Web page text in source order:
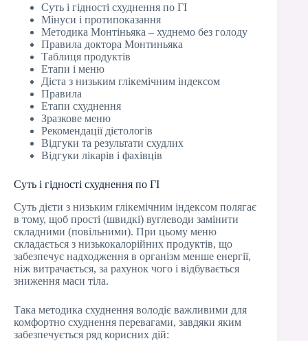
Суть і гідності схуднення по ГІ
Мінуси і протипоказання
Методика Монтіньяка – худнемо без голоду
Правила доктора Монтиньяка
Таблиця продуктів
Етапи і меню
Дієта з низьким глікемічним індексом
Правила
Етапи схуднення
Зразкове меню
Рекомендації дієтологів
Відгуки та результати схудлих
Відгуки лікарів і фахівців
Суть і гідності схуднення по ГІ
Суть дієти з низьким глікемічним індексом полягає
в тому, щоб прості (швидкі) вуглеводи замінити
складними (повільними). При цьому меню
складається з низькокалорійних продуктів, що
забезпечує надходження в організм менше енергії,
ніж витрачається, за рахунок чого і відбувається
зниження маси тіла.
Така методика схуднення володіє важливими для
комфортно схуднення перевагами, завдяки яким
забезпечується ряд корисних дій: